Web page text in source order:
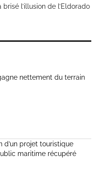
l’illusion de l’Eldorado
nettement du terrain
d’un projet touristique
maritime récupéré